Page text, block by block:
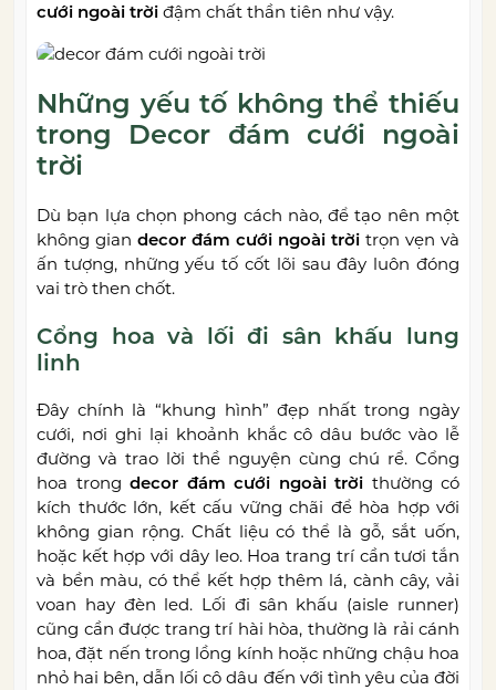
cưới ngoài trời đậm chất thần tiên như vậy.
Những yếu tố không thể thiếu
trong Decor đám cưới ngoài
trời
Dù bạn lựa chọn phong cách nào, để tạo nên một
không gian decor đám cưới ngoài trời trọn vẹn và
ấn tượng, những yếu tố cốt lõi sau đây luôn đóng
vai trò then chốt.
Cổng hoa và lối đi sân khấu lung
linh
Đây chính là “khung hình” đẹp nhất trong ngày
cưới, nơi ghi lại khoảnh khắc cô dâu bước vào lễ
đường và trao lời thề nguyện cùng chú rể. Cổng
hoa trong decor đám cưới ngoài trời thường có
kích thước lớn, kết cấu vững chãi để hòa hợp với
không gian rộng. Chất liệu có thể là gỗ, sắt uốn,
hoặc kết hợp với dây leo. Hoa trang trí cần tươi tắn
và bền màu, có thể kết hợp thêm lá, cành cây, vải
voan hay đèn led. Lối đi sân khấu (aisle runner)
cũng cần được trang trí hài hòa, thường là rải cánh
hoa, đặt nến trong lồng kính hoặc những chậu hoa
nhỏ hai bên, dẫn lối cô dâu đến với tình yêu của đời